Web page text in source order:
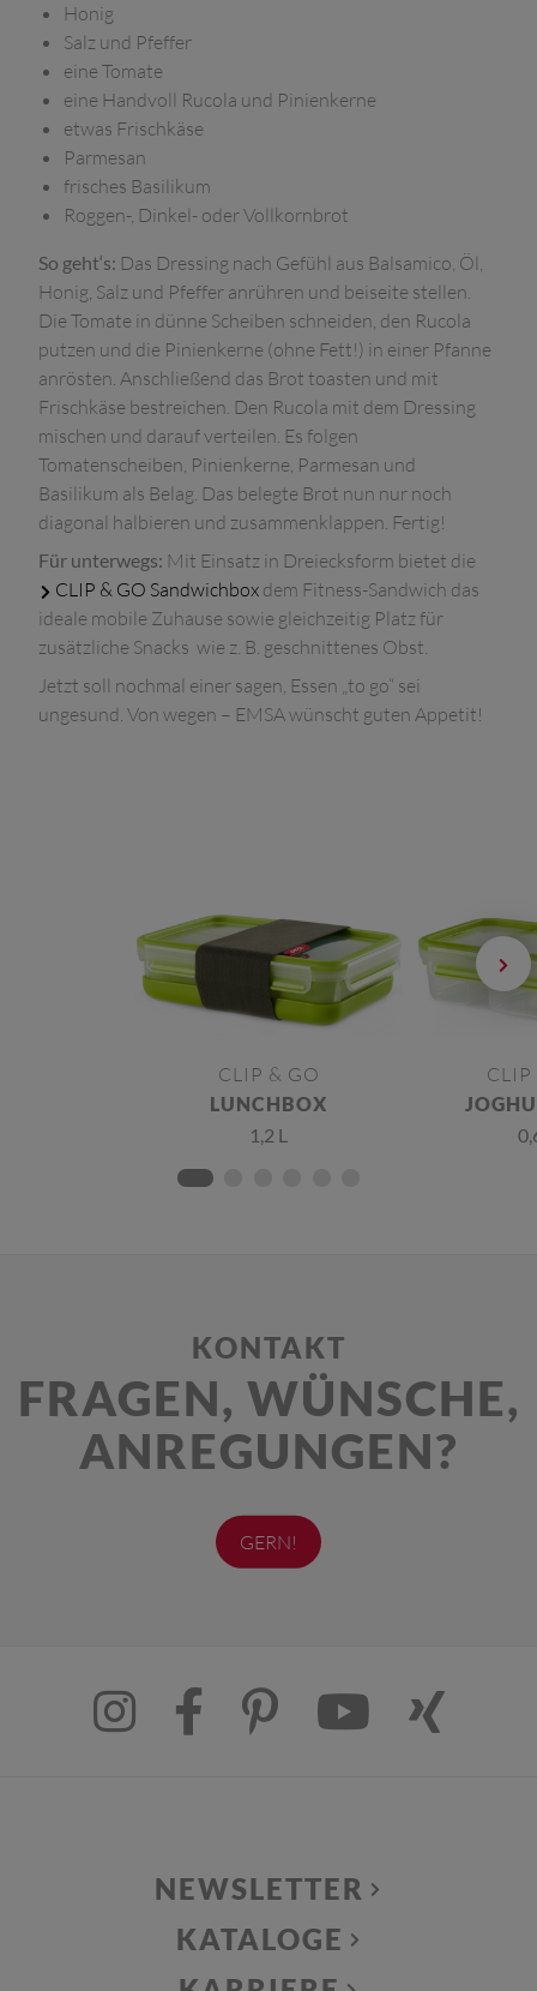
Honig
Salz und Pfeffer
eine Tomate
eine Handvoll Rucola und Pinienkerne
etwas Frischkäse
Parmesan
frisches Basilikum
Roggen-, Dinkel- oder Vollkornbrot
So geht‘s: Das Dressing nach Gefühl aus Balsamico, Öl,
Honig, Salz und Pfeffer anrühren und beiseite stellen.
Die Tomate in dünne Scheiben schneiden, den Rucola
putzen und die Pinienkerne (ohne Fett!) in einer Pfanne
anrösten. Anschließend das Brot toasten und mit
Frischkäse bestreichen. Den Rucola mit dem Dressing
mischen und darauf verteilen. Es folgen
Tomatenscheiben, Pinienkerne, Parmesan und
Basilikum als Belag. Das belegte Brot nun nur noch
diagonal halbieren und zusammenklappen. Fertig!
Für unterwegs: Mit Einsatz in Dreiecksform bietet die
CLIP & GO Sandwichbox dem Fitness-Sandwich das
ideale mobile Zuhause sowie gleichzeitig Platz für
zusätzliche Snacks wie z. B. geschnittenes Obst.
Jetzt soll nochmal einer sagen, Essen „to go“ sei
ungesund. Von wegen – EMSA wünscht guten Appetit!
CLIP & GO
LUNCHBOX
1,2 L
KONTAKT
FRAGEN, WÜNSCHE,
ANREGUNGEN?
GERN!
NEWSLETTER
KATALOGE